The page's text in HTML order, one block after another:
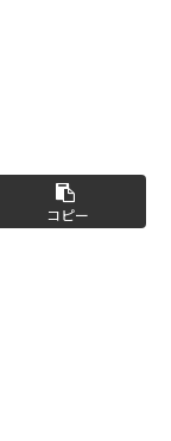
コピー